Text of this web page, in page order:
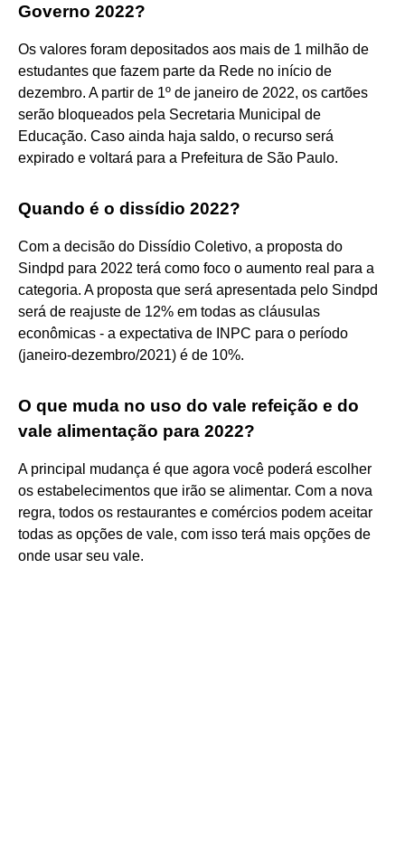
Governo 2022?
Os valores foram depositados aos mais de 1 milhão de
estudantes que fazem parte da Rede no início de
dezembro. A partir de 1º de janeiro de 2022, os cartões
serão bloqueados pela Secretaria Municipal de
Educação. Caso ainda haja saldo, o recurso será
expirado e voltará para a Prefeitura de São Paulo.
Quando é o dissídio 2022?
Com a decisão do Dissídio Coletivo, a proposta do
Sindpd para 2022 terá como foco o aumento real para a
categoria. A proposta que será apresentada pelo Sindpd
será de reajuste de 12% em todas as cláusulas
econômicas - a expectativa de INPC para o período
(janeiro-dezembro/2021) é de 10%.
O que muda no uso do vale refeição e do
vale alimentação para 2022?
A principal mudança é que agora você poderá escolher
os estabelecimentos que irão se alimentar. Com a nova
regra, todos os restaurantes e comércios podem aceitar
todas as opções de vale, com isso terá mais opções de
onde usar seu vale.